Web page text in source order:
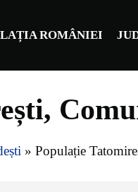
ROMÂNIEI
» Populație